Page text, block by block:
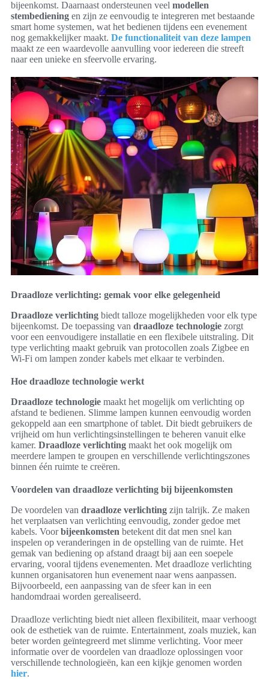
bijeenkomst. Daarnaast ondersteunen veel modellen
stembediening en zijn ze eenvoudig te integreren met bestaande
smart home systemen, wat het bedienen tijdens een evenement
nog gemakkelijker maakt. De functionaliteit van deze lampen
maakt ze een waardevolle aanvulling voor iedereen die streeft
naar een unieke en sfeervolle ervaring.
Draadloze verlichting: gemak voor elke gelegenheid
Draadloze verlichting biedt talloze mogelijkheden voor elk type
bijeenkomst. De toepassing van draadloze technologie zorgt
voor een eenvoudigere installatie en een flexibele uitstraling. Dit
type verlichting maakt gebruik van protocollen zoals Zigbee en
Wi-Fi om lampen zonder kabels met elkaar te verbinden.
Hoe draadloze technologie werkt
Draadloze technologie maakt het mogelijk om verlichting op
afstand te bedienen. Slimme lampen kunnen eenvoudig worden
gekoppeld aan een smartphone of tablet. Dit biedt gebruikers de
vrijheid om hun verlichtingsinstellingen te beheren vanuit elke
kamer. Draadloze verlichting maakt het ook mogelijk om
meerdere lampen te groupen en verschillende verlichtingszones
binnen één ruimte te creëren.
Voordelen van draadloze verlichting bij bijeenkomsten
De voordelen van draadloze verlichting zijn talrijk. Ze maken
het verplaatsen van verlichting eenvoudig, zonder gedoe met
kabels. Voorbijeenkomsten betekent dit dat men snel kan
inspelen op veranderingen in de opstelling van de ruimte. Het
gemak van bediening op afstand draagt bij aan een soepele
ervaring, vooral tijdens evenementen. Met draadloze verlichting
kunnen organisatoren hun evenement naar wens aanpassen.
Bijvoorbeeld, een aanpassing van de sfeer kan in een
handomdraai worden gerealiseerd.
Draadloze verlichting biedt niet alleen flexibiliteit, maar verhoogt
ook de esthetiek van de ruimte. Entertainment, zoals muziek, kan
beter worden geïntegreerd met slimme verlichting. Voor meer
informatie over de voordelen van draadloze oplossingen voor
verschillende technologieën, kan een kijkje genomen worden
hier.